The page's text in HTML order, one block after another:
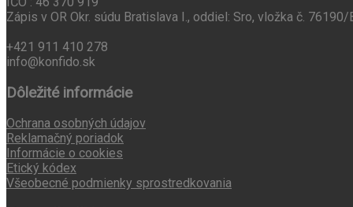
Zápis v OR Okr. súdu Bratislava I., oddiel: Sro, vložka č. 76190/
+421 911 410 278
info@konfido.sk
Dôležité informácie
Ochrana osobných údajov
Reklamačný poriadok
Informácie o cookies
Etický kódex
Všeobecné podmienky sprostredkovania